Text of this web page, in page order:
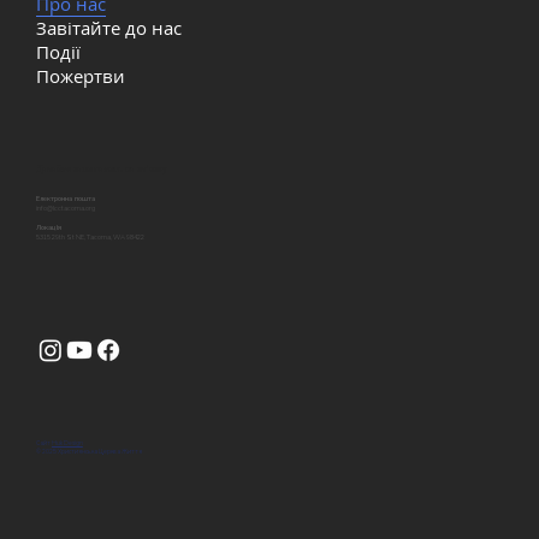
Завітайте до нас
Події
Пожертви
Електронна пошта
Локація
Сайт
Huk Design
© 2025 Християнська Церква Життя